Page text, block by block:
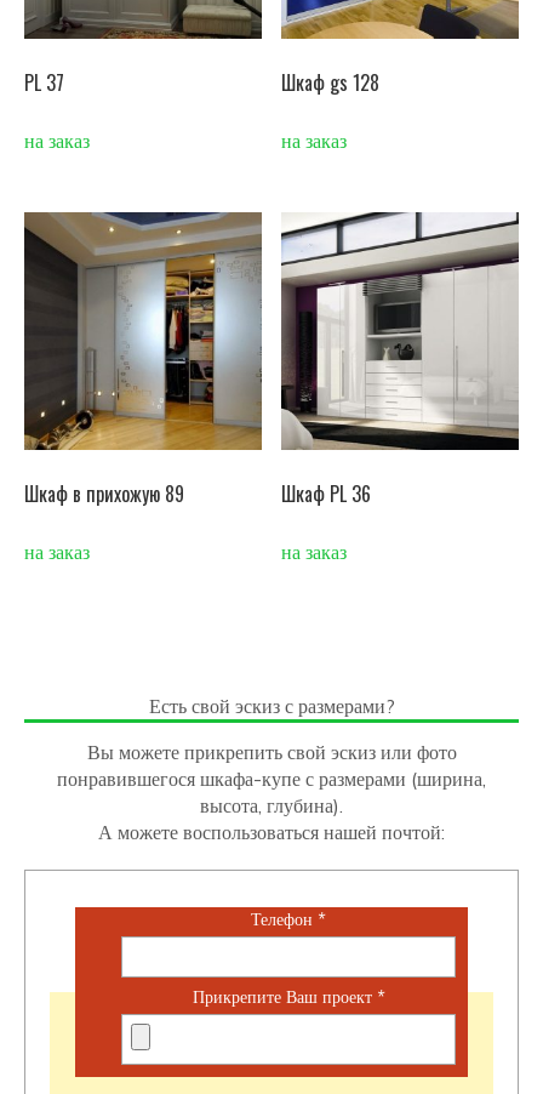
PL 37
на заказ
Шкаф gs 128
на заказ
Шкаф в прихожую 89
на заказ
Шкаф PL 36
на заказ
Есть свой эскиз с размерами?
Вы можете прикрепить свой эскиз или фото
понравившегося шкафа-купе с размерами (ширина,
высота, глубина).
А можете воспользоваться нашей почтой:
Телефон *
Прикрепите Ваш проект *